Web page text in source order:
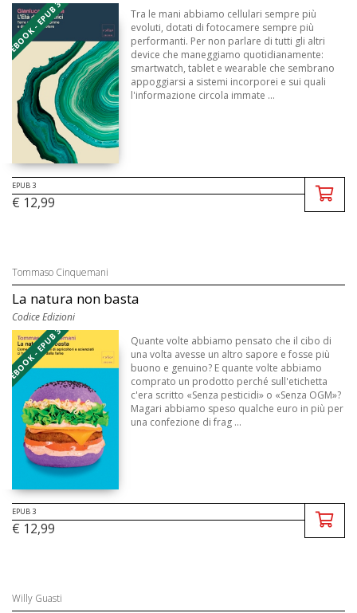
EBOOK - EPUB 3
Tra le mani abbiamo cellulari sempre più
evoluti, dotati di fotocamere sempre più
performanti. Per non parlare di tutti gli altri
device che maneggiamo quotidianamente:
smartwatch, tablet e wearable che sembrano
appoggiarsi a sistemi incorporei e sui quali
l'informazione circola immate ...
EPUB 3
€ 12,99
Tommaso Cinquemani
La natura non basta
Codice Edizioni
EBOOK - EPUB 3
Quante volte abbiamo pensato che il cibo di
una volta avesse un altro sapore e fosse più
buono e genuino? E quante volte abbiamo
comprato un prodotto perché sull'etichetta
c'era scritto «Senza pesticidi» o «Senza OGM»?
Magari abbiamo speso qualche euro in più per
una confezione di frag ...
EPUB 3
€ 12,99
Willy Guasti